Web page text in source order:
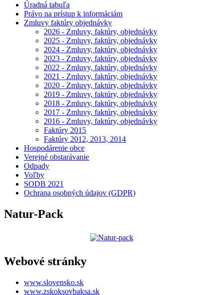
Úradná tabuľa
Právo na prístup k informáciám
Zmluvy faktúry objednávky
2026 - Zmluvy, faktúry, objednávky
2025 - Zmluvy, faktúry, objednávky
2024 - Zmluvy, faktúry, objednávky
2023 - Zmluvy, faktúry, objednávky
2022 - Zmluvy, faktúry, objednávky
2021 - Zmluvy, faktúry, objednávky
2020 - Zmluvy, faktúry, objednávky
2019 - Zmluvy, faktúry, objednávky
2018 - Zmluvy, faktúry, objednávky
2017 - Zmluvy, faktúry, objednávky
2016 - Zmluvy, faktúry, objednávky
Faktúry 2015
Faktúry 2012, 2013, 2014
Hospodárenie obce
Verejné obstarávanie
Odpady
Voľby
SODB 2021
Ochrana osobných údajov (GDPR)
Natur-Pack
Webové stránky
www.slovensko.sk
www.zskoksovbaksa.sk